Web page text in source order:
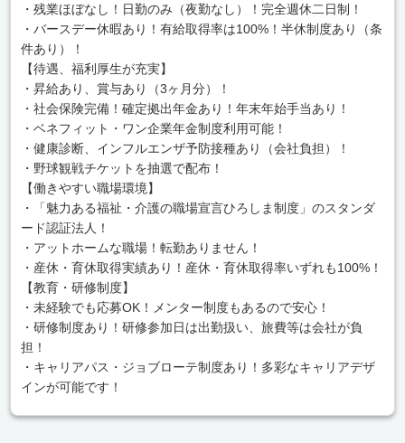
・残業ほぼなし！日勤のみ（夜勤なし）！完全週休二日制！
・バースデー休暇あり！有給取得率は100%！半休制度あり（条
件あり）！
【待遇、福利厚生が充実】
・昇給あり、賞与あり（3ヶ月分）！
・社会保険完備！確定拠出年金あり！年末年始手当あり！
・ベネフィット・ワン企業年金制度利用可能！
・健康診断、インフルエンザ予防接種あり（会社負担）！
・野球観戦チケットを抽選で配布！
【働きやすい職場環境】
・「魅力ある福祉・介護の職場宣言ひろしま制度」のスタンダ
ード認証法人！
・アットホームな職場！転勤ありません！
・産休・育休取得実績あり！産休・育休取得率いずれも100%！
【教育・研修制度】
・未経験でも応募OK！メンター制度もあるので安心！
・研修制度あり！研修参加日は出勤扱い、旅費等は会社が負
担！
・キャリアパス・ジョブローテ制度あり！多彩なキャリアデザ
インが可能です！